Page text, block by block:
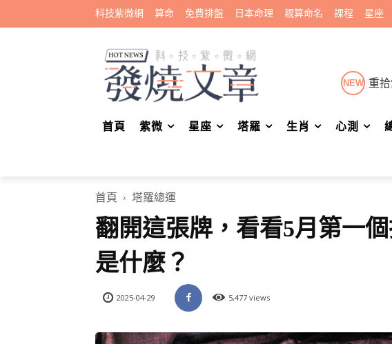
科技紫微網 算命 免費排盤 日本命理 親算命名 課程 星座
NEW 重
首頁 紫微 星座 塔羅 生肖 心測
首頁 塔羅總運
翻開這張牌，看看5月第一
是什麼？
2025-04-29 5,477 views